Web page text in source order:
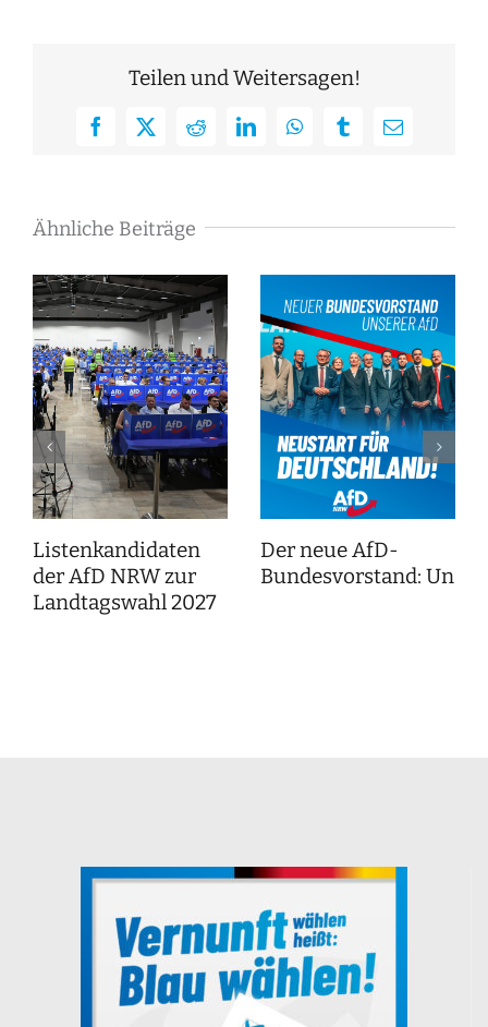
Teilen und Weitersagen!
Facebook
X RedditLinkedInWhatsAppTumblrE-
Ähnliche Beiträge
Listenkandidaten
der AfD NRW zur
Landtagswahl 2027
Der neue AfD-
Bundesvorstand: